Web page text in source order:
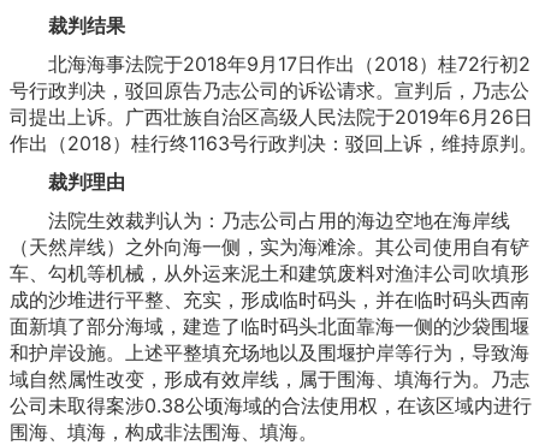
裁判结果
北海海事法院于2018年9月17日作出（2018）桂72行初2
号行政判决，驳回原告乃志公司的诉讼请求。宣判后，乃志公
司提出上诉。广西壮族自治区高级人民法院于2019年6月26日
作出（2018）桂行终1163号行政判决：驳回上诉，维持原判。
裁判理由
法院生效裁判认为：乃志公司占用的海边空地在海岸线
（天然岸线）之外向海一侧，实为海滩涂。其公司使用自有铲
车、勾机等机械，从外运来泥土和建筑废料对渔沣公司吹填形
成的沙堆进行平整、充实，形成临时码头，并在临时码头西南
面新填了部分海域，建造了临时码头北面靠海一侧的沙袋围堰
和护岸设施。上述平整填充场地以及围堰护岸等行为，导致海
域自然属性改变，形成有效岸线，属于围海、填海行为。乃志
公司未取得案涉0.38公顷海域的合法使用权，在该区域内进行
围海、填海，构成非法围海、填海。